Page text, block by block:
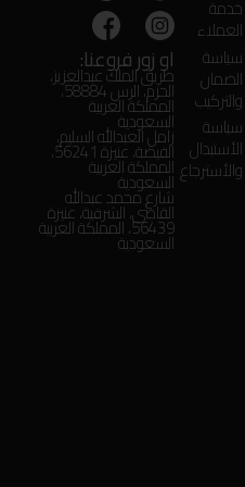
خدمة
العملاء
سياسة
الضمان
والتركيب
سياسة
الأستبدال
والأسترجاع
او زور فروعنا:
طريق الملك عبدالعزيز،
الحزم، الرس 58884،
المملكة العربية
السعودية
زامل العبدالله السليم،
الفيضة، عنيزة 56241،
المملكة العربية
السعودية
شارع محمد عبدالله
القاضي، الشرقية، عنيزة
56439، المملكة العربية
السعودية